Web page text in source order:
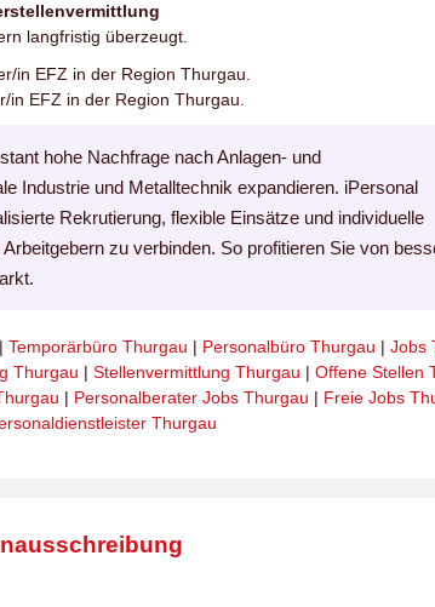
langfristig überzeugt.
in EFZ in der Region Thurgau.
in EFZ in der Region Thurgau.
hohe Nachfrage nach Anlagen- und
Industrie und Metalltechnik expandieren. iPersonal
Rekrutierung, flexible Einsätze und individuelle
zu verbinden. So profitieren Sie von
| Temporärbüro Thurgau | Personalbüro Thurgau | Jobs
Thurgau | Stellenvermittlung Thurgau | Offene Stellen
| Personalberater Jobs Thurgau | Freie Jobs
Thurgau